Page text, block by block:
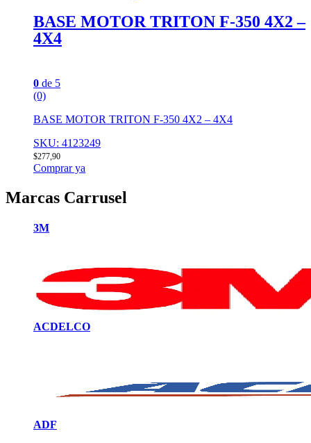
BASE MOTOR TRITON F-350 4X2 –
4X4
0 de 5
(0)
BASE MOTOR TRITON F-350 4X2 – 4X4
SKU: 4123249
$277,90
Comprar ya
Marcas Carrusel
3M
ACDELCO
ADF